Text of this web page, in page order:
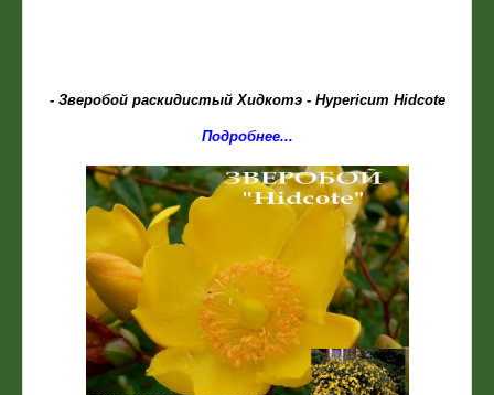
- Зверобой раскидистый Хидкотэ - Hypericum Hidcote
Подробнее...